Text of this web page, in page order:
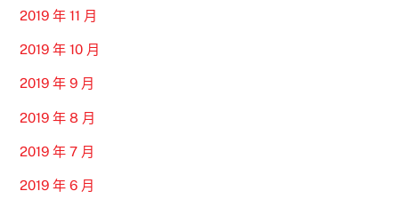
2019 年 11 月
2019 年 10 月
2019 年 9 月
2019 年 8 月
2019 年 7 月
2019 年 6 月